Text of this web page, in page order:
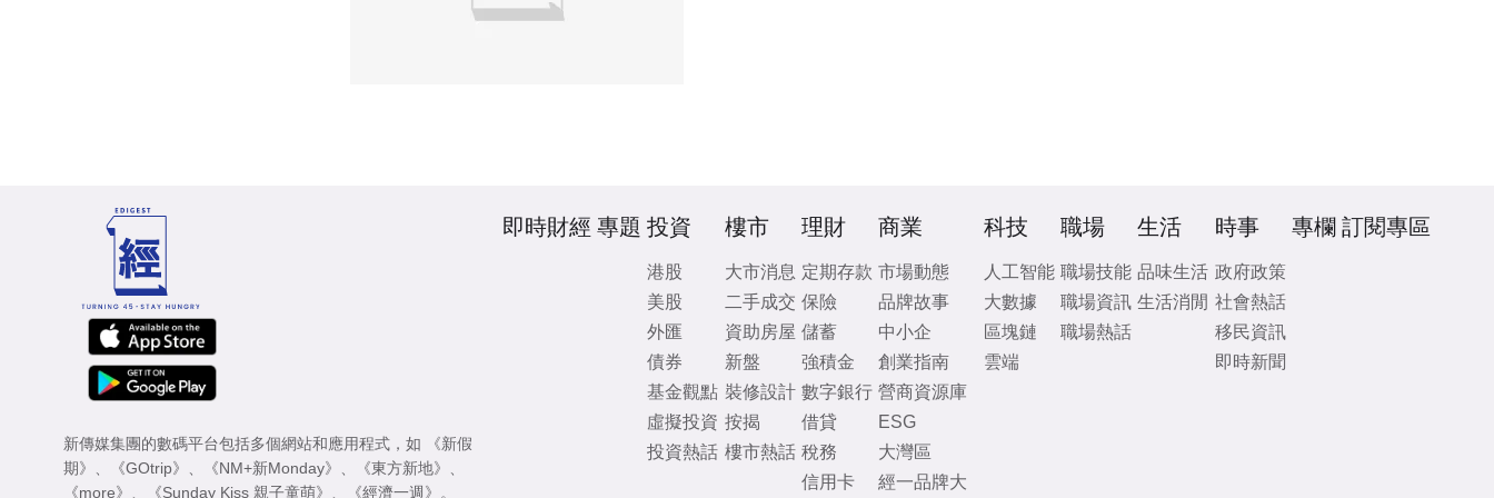
新傳媒集團的數碼平台包括多個網站和應用程式，如
《新假
期》 、 《GOtrip》 、 《NM+新Monday》 、 《東方新地》 、
《more》 、 《Sunday Kiss 親子童萌》 、 《經濟一週》 。
即時財經 專題 投資
港股
美股
外匯
債券
基金觀點
虛擬投資
投資熱話
樓市
大市消息
二手成交
資助房屋
新盤
裝修設計
按揭
樓市熱話
理財
定期存款
保險
儲蓄
強積金
數字銀行
借貸
稅務
信用卡
商業
市場動態
品牌故事
中小企
創業指南
營商資源庫
ESG
大灣區
經一品牌大
科技
人工智能
大數據
區塊鏈
雲端
職場
職場技能
職場資訊
職場熱話
生活
品味生活
生活消閒
時事
政府政策
社會熱話
移民資訊
即時新聞
專欄 訂閱專區